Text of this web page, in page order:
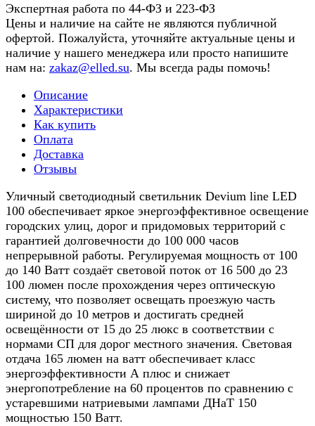
Экспертная работа по 44-ФЗ и 223-ФЗ
Цены и наличие на сайте не являются публичной
офертой. Пожалуйста, уточняйте актуальные цены и
наличие у нашего менеджера или просто напишите
нам на: zakaz@elled.su. Мы всегда рады помочь!
Описание
Характеристики
Как купить
Оплата
Доставка
Отзывы
Уличный светодиодный светильник Devium line LED
100 обеспечивает яркое энергоэффективное освещение
городских улиц, дорог и придомовых территорий с
гарантией долговечности до 100 000 часов
непрерывной работы. Регулируемая мощность от 100
до 140 Ватт создаёт световой поток от 16 500 до 23
100 люмен после прохождения через оптическую
систему, что позволяет освещать проезжую часть
шириной до 10 метров и достигать средней
освещённости от 15 до 25 люкс в соответствии с
нормами СП для дорог местного значения. Световая
отдача 165 люмен на ватт обеспечивает класс
энергоэффективности А плюс и снижает
энергопотребление на 60 процентов по сравнению с
устаревшими натриевыми лампами ДНаТ 150
мощностью 150 Ватт.​